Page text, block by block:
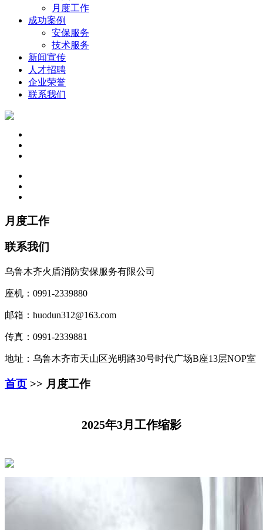
月度工作
成功案例
安保服务
技术服务
新闻宣传
人才招聘
企业荣誉
联系我们
月度工作
联系我们
乌鲁木齐火盾消防安保服务有限公司
座机：0991-2339880
邮箱：huodun312@163.com
传真：0991-2339881
地址：乌鲁木齐市天山区光明路30号时代广场B座13层NOP室
首页 >> 月度工作
2025年3月工作缩影